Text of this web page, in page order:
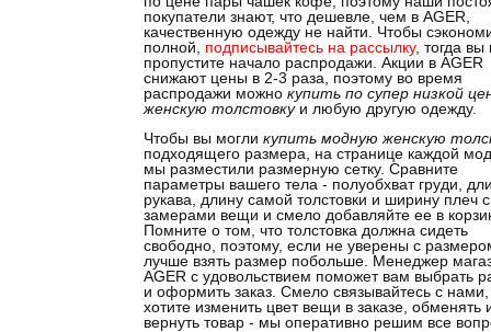
покупатели знают, что дешевле, чем в AGER,
качественную одежду не найти. Чтобы
полной, подписывайтесь на рассылку, тогда вы
пропустите начало распродажи. Акции в AGER
снижают цены в 2-3 раза, поэтому во время
распродажи можно купить по супер низкой
женскую толстовкуи любую другую одежду.
Чтобы вы могли купить модную женскую
подходящего размера, на странице каждой
мы разместили размерную сетку. Сравните
параметры вашего тела - полуобхват груди,
рукава, длину самой толстовки и ширину плеч с
замерами вещи и смело добавляйте ее в
Помните о том, что толстовка должна сидеть
свободно, поэтому, если не уверены с
лучше взять размер побольше. Менеджер
AGER с удовольствием поможет вам выбрать
и оформить заказ. Смело связывайтесь с
хотите изменить цвет вещи в заказе, обменять
вернуть товар - мы оперативно решим все